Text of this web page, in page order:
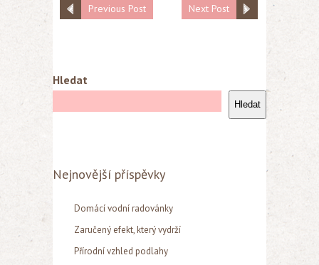
Previous Post Next Post
Hledat
Hledat
Nejnovější příspěvky
Domácí vodní radovánky
Zaručený efekt, který vydrží
Přírodní vzhled podlahy